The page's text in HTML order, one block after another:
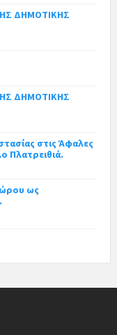
ΔΗΜΟΤΙΚΗΣ
ΔΗΜΟΤΙΚΗΣ
στις Άφαλες
Πλατρειθιά.
ως